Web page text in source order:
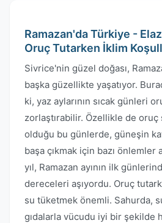
Ramazan'da Türkiye -
Oruç Tutarken İklim
Sivrice'nin güzel doğası,
başka güzellikte yaşatıyor.
ki, yaz aylarının sıcak günleri
zorlaştırabilir. Özellikle de
olduğu bu günlerde, güneşin
başa çıkmak için bazı önlemler
yıl, Ramazan ayının ilk
dereceleri aşıyordu. Oruç
su tüketmek önemli. Sahurda,
gıdalarla vücudu iyi bir şekilde